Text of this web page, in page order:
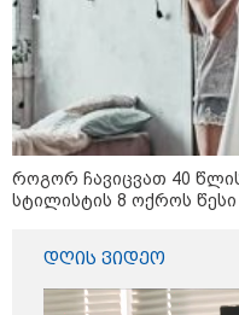
კონფლიქტები
როგორ ჩავიცვათ 40
სტილისტის 8 ოქროს
დღის ვიდეო